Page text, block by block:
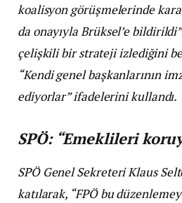
koalisyon görüşmelerinde
da onayıyla Brüksel’e
çelişkili bir strateji izlediğini
“Kendi genel başkanlarının
ediyorlar” ifadelerini kullandı.
SPÖ: “Emeklileri
SPÖ Genel Sekreteri Klaus
katılarak, “FPÖ bu